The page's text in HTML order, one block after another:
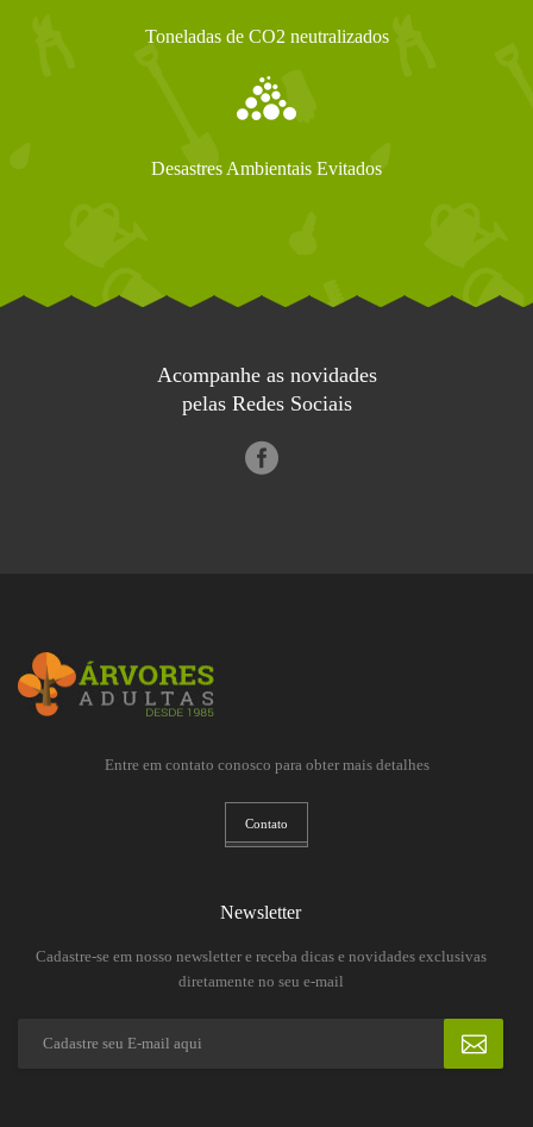
Toneladas de CO2 neutralizados
Desastres Ambientais Evitados
Acompanhe as novidades
pelas Redes Sociais
Entre em contato conosco para obter mais detalhes
Contato
Newsletter
Cadastre-se em nosso newsletter e receba dicas e novidades exclusivas
diretamente no seu e-mail